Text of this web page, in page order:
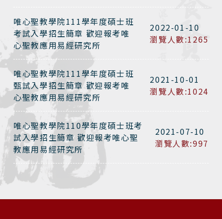
唯心聖教學院111學年度碩士班
考試入學招生簡章 歡迎報考唯
心聖教應用易經研究所
2022-01-10
瀏覽人數:1265
唯心聖教學院111學年度碩士班
甄試入學招生簡章 歡迎報考唯
心聖教應用易經研究所
2021-10-01
瀏覽人數:1024
唯心聖教學院110學年度碩士班考
試入學招生簡章 歡迎報考唯心聖
教應用易經研究所
2021-07-10
瀏覽人數:997